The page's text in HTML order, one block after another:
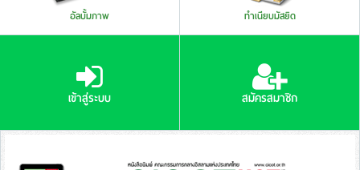
อัลบั้มภาพ ทำเนียบมัสยิด
เข้าสู่ระบบ สมัครสมาชิก